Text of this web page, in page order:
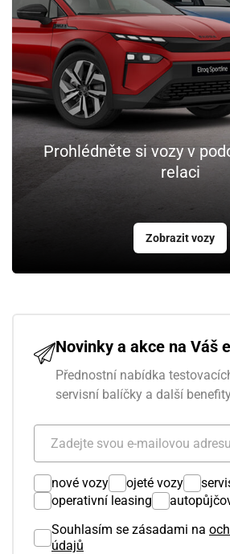
Prohlédněte si vozy v
relaci
Zobrazit vozy
Novinky a akce na Váš
Přednostní nabídka
servisní balíčky a další
nové vozy ojeté vozy
operativní leasing
Souhlasím se zásadami na
údajů